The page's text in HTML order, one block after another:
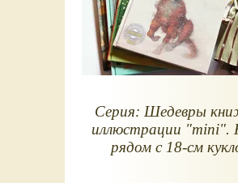
Серия: Шедевры
иллюстрации "mini".
рядом с 18-см